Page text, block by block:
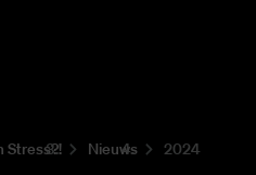
Stress?! Nieuws
2024